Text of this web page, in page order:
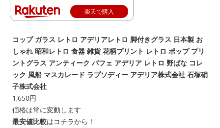
楽天で購入
コップ ガラス レトロ アデリアレトロ 脚付きグラス 日本製 お
しゃれ 昭和レトロ 食器 雑貨 花柄プリント レトロ ポップ プリ
ントグラス アンティーク パフェ アデリア レトロ 野ばな コレ
ック 風船 マスカレード ラプソディー アデリア株式会社 石塚硝
子株式会社
1,650円
価格は常に変動します
最安値比較はコチラから！